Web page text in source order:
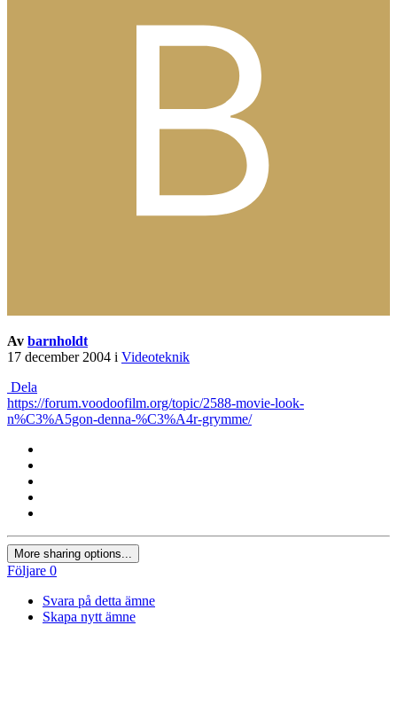
Av barnholdt
17 december 2004 i Videoteknik
Dela
https://forum.voodoofilm.org/topic/2588-movie-look-
n%C3%A5gon-denna-%C3%A4r-grymme/
More sharing options...
Följare 0
Svara på detta ämne
Skapa nytt ämne